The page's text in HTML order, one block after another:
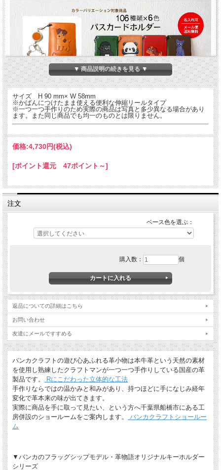
動物モチーフの本革製パスケースです。現在65種類×６色の390種！を入れていつ
もいっしょにお持ち歩きください♪
VANCA(バンカクラフト)「革物語」パスカードホルダーシリーズ。スイカなどの定
期入れ、IDホルダーに。免許証や病院の診察券入れなどにも。熟練した職人が一つ
一つていねいに仕上げた国産・ハンドメイドの商品です。持てば持つほど手になじ
み、革ならではの味がでてきます。※首からさげてもカバンにつけてもOKな便利
な取り外し可能のロングタイプのひも付き。
干支 亥 レザーパスケース
▼ 商品説明の続きを見る ▼
サイズ H 90 mm× W 58mm
※かばんにつけたまま使える便利な伸縮リールタイプ
※一つ一つ手作りのため実際の商品は写真と多少異なる場合があり
ます。また同じ商品でも均一のものとは限りません。
価格:4,730円(税込)
[ポイント還元 47ポイント～]
注文
ベース色を選ぶ：
購入数： 個
返品についての詳細はこちら
お問い合わせ
友達にメールですすめる
バンカクラフトの遊び心あふれる革小物は本牛革という天然の素材
を使用し熟練したクラフトマンが一つ一つ手作りしている国産の革
製品です。
Rにこだわった立体的な工法
手作りならではの温かみと和みがあり、持つほどに手になじみ経年
変化で革本来の味が出てきます。
実際に商品を手に取って見たい、という方へ千葉県船橋市にある工
房併設のショールームをご案内します。
バンカクラフトショールー
ム
▼バンカのフラッグシップモデル・革物語オリジナルキーホルダー
シリーズ